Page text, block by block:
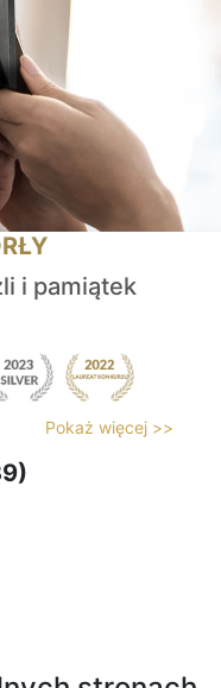
i pamiątek
Pokaż więcej >>